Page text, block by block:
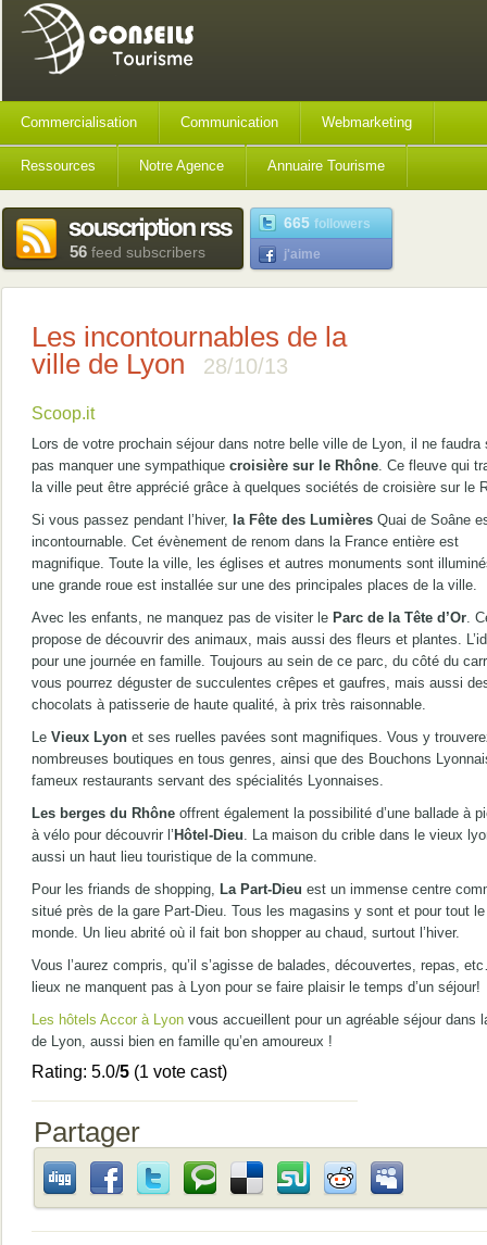
Commercialisation Communication Webmarketing
Ressources Notre Agence Annuaire Tourisme
56 feed subscribers
665 followers
j'aime
Les incontournables de la
ville de Lyon
28/10/13
Scoop.it
Lors de votre prochain séjour dans notre belle ville de Lyon, il ne faudra
pas manquer une sympathique croisière sur le Rhône. Ce fleuve qui
la ville peut être apprécié grâce à quelques sociétés de croisière sur le
Si vous passez pendant l’hiver, la Fête des Lumières Quai de Soâne
incontournable. Cet évènement de renom dans la France entière est
magnifique. Toute la ville, les églises et autres monuments sont
une grande roue est installée sur une des principales places de la ville.
Avec les enfants, ne manquez pas de visiter le Parc de la Tête d’Or.
propose de découvrir des animaux, mais aussi des fleurs et plantes.
pour une journée en famille. Toujours au sein de ce parc, du côté du
vous pourrez déguster de succulentes crêpes et gaufres, mais aussi
chocolats à patisserie de haute qualité, à prix très raisonnable.
Le Vieux Lyon et ses ruelles pavées sont magnifiques. Vous y
nombreuses boutiques en tous genres, ainsi que des Bouchons
fameux restaurants servant des spécialités Lyonnaises.
Les berges du Rhône offrent également la possibilité d’une ballade à
à vélo pour découvrir l’ Hôtel-Dieu. La maison du crible dans le vieux
aussi un haut lieu touristique de la commune.
Pour les friands de shopping, La Part-Dieu est un immense centre
situé près de la gare Part-Dieu. Tous les magasins y sont et pour tout le
monde. Un lieu abrité où il fait bon shopper au chaud, surtout l’hiver.
Vous l’aurez compris, qu’il s’agisse de balades, découvertes, repas,
lieux ne manquent pas à Lyon pour se faire plaisir le temps d’un séjour!
Les hôtels Accor à Lyon vous accueillent pour un agréable séjour dans
de Lyon, aussi bien en famille qu’en amoureux !
Rating: 5.0/5 (1 vote cast)
Partager